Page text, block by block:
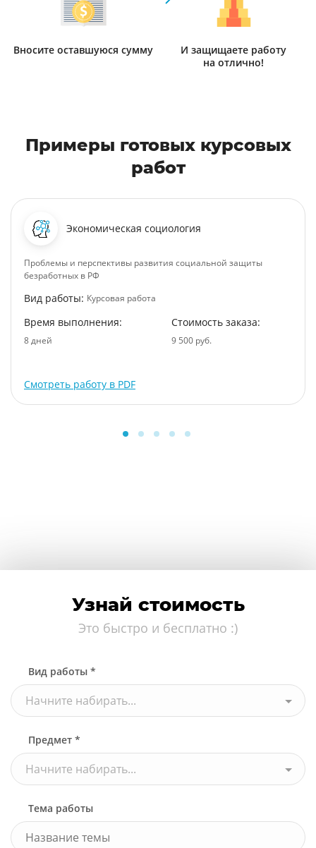
Вносите оставшуюся сумму
И защищаете работу
на отлично!
Примеры готовых курсовых
работ
Экономическая социология
Проблемы и перспективы развития социальной защиты
безработных в РФ
Вид работы: Курсовая работа
Время выполнения:
8 дней
Стоимость заказа:
9 500 руб.
Смотреть работу в PDF
Узнай стоимость
Это быстро и бесплатно :)
Вид работы *
Начните набирать...
Предмет *
Начните набирать...
Тема работы